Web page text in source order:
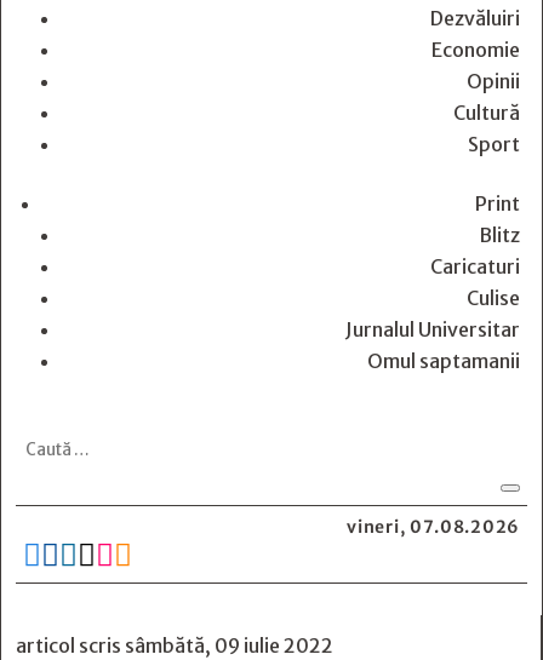
Dezvăluiri
Economie
Opinii
Cultură
Sport
Print
Blitz
Caricaturi
Culise
Jurnalul Universitar
Omul saptamanii
vineri, 07.08.2026
     
articol scris sâmbătă, 09 iulie 2022